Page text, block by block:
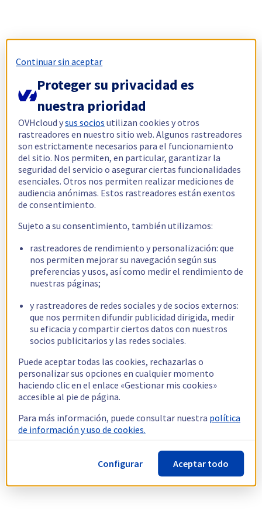
Continuar sin aceptar
Proteger su privacidad es
nuestra prioridad
OVHcloud ysus socios utilizan cookies y otros
rastreadores en nuestro sitio web. Algunos rastreadores
son estrictamente necesarios para el funcionamiento
del sitio. Nos permiten, en particular, garantizar la
seguridad del servicio o asegurar ciertas funcionalidades
esenciales. Otros nos permiten realizar mediciones de
audiencia anónimas. Estos rastreadores están exentos
de consentimiento.
Sujeto a su consentimiento, también utilizamos:
rastreadores de rendimiento y personalización: que
nos permiten mejorar su navegación según sus
preferencias y usos, así como medir el rendimiento de
nuestras páginas;
y rastreadores de redes sociales y de socios externos:
que nos permiten difundir publicidad dirigida, medir
su eficacia y compartir ciertos datos con nuestros
socios publicitarios y las redes sociales.
Puede aceptar todas las cookies, rechazarlas o
personalizar sus opciones en cualquier momento
haciendo clic en el enlace «Gestionar mis cookies»
accesible al pie de página.
Para más información, puede consultar nuestra política
de información y uso de cookies.
Configurar Aceptar todo